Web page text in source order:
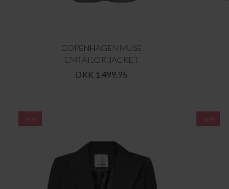
COPENHAGEN MUSE
CMTAILOR JACKET
DKK 1.499,95
-60% -60%